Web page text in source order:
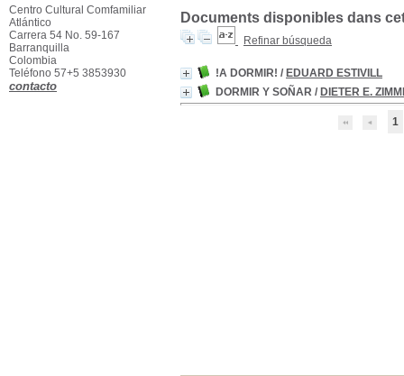
Documents disponibles dans
Refinar búsqueda
!A DORMIR! / EDUARD ESTIVILL
DORMIR Y SOÑAR / DIETER E.
1
Centro Cultural Comfamiliar
Atlántico
Carrera 54 No. 59-167
Barranquilla
Colombia
Teléfono 57+5 3853930
contacto